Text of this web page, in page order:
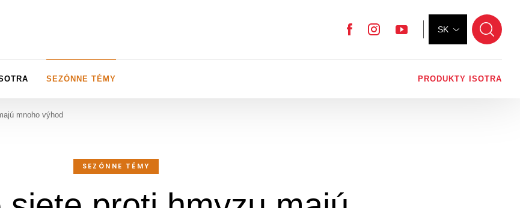
SK
YouTube
Instagram
Facebook
SEZÓNNE TÉMY PRODUKTY ISOTRA
mnoho výhod
SEZÓNNE TÉMY